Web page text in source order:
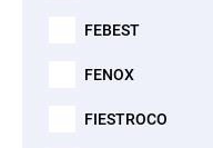
FEBEST
FENOX
FIESTROCO